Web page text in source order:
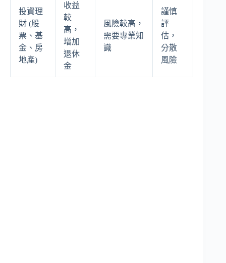
投資理
財 (股
票、基
金、房
地產)
收益
較
高，
增加
退休
金
風險較高，
需要專業知
識
謹慎
評
估，
分散
風險